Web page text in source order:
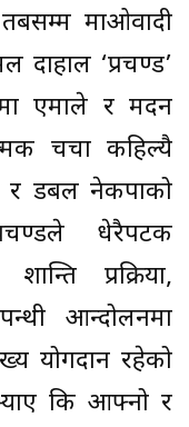
माओवादी
‘प्रचण्ड’
एमाले र मदन
चर्चा कहिल्यै
र डबल नेकपाको
धेरैपटक
प्रक्रिया,
आन्दोलनमा
योगदान रहेको
कि आफ्नो र